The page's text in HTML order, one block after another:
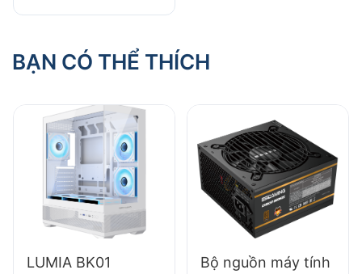
nhất dành cho
hiệu quả năng
lượng
BẠN CÓ THỂ THÍCH
LUMIA BK01
Bộ nguồn máy tính